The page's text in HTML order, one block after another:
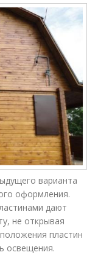
варианта
оформления.
дают
не открывая
пластин
освещения.